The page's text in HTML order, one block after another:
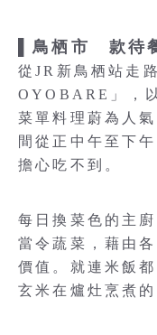
▌鳥栖市 款待
從JR新鳥栖站走
OYOBARE」，
菜單料理蔚為人
間從正中午至下
擔心吃不到。
每日換菜色的主
當令蔬菜，藉由
價值。就連米飯
玄米在爐灶烹煮